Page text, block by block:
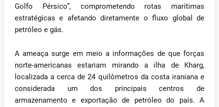
Golfo Pérsico”, comprometendo rotas marítimas
estratégicas e afetando diretamente o fluxo global de
petróleo e gás.
A ameaça surge em meio a informações de que forças
norte-americanas estariam mirando a ilha de Kharg,
localizada a cerca de 24 quilômetros da costa iraniana e
considerada um dos principais centros de
armazenamento e exportação de petróleo do país. A